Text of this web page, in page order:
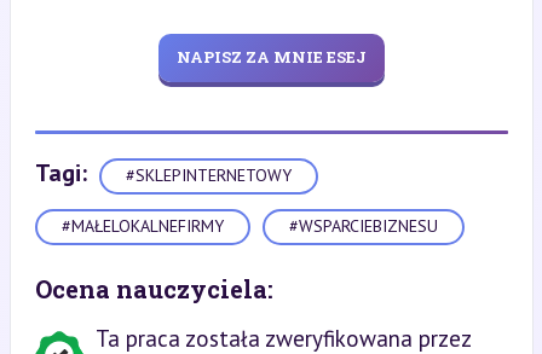
NAPISZ ZA MNIE ESEJ
Tagi: #SKLEPINTERNETOWY
#MAŁELOKALNEFIRMY #WSPARCIEBIZNESU
Ocena nauczyciela:
Ta praca została zweryfikowana przez